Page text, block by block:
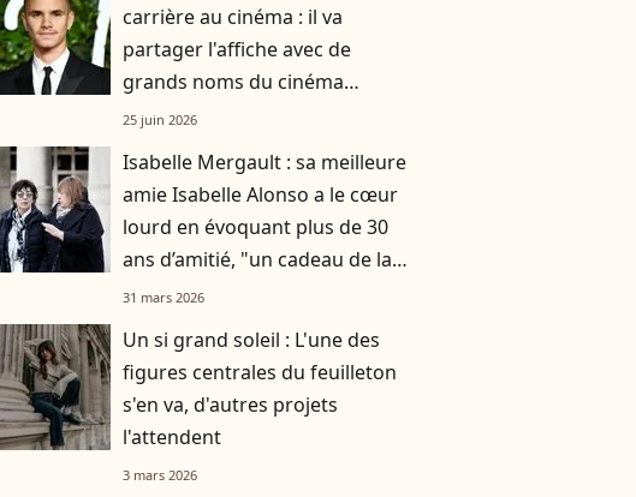
carrière au cinéma : il va
partager l'affiche avec de
grands noms du cinéma
français, dont Catherine
25 juin 2026
Isabelle Mergault : sa meilleure
amie Isabelle Alonso a le cœur
lourd en évoquant plus de 30
ans d’amitié, "un cadeau de la
vie"
31 mars 2026
Un si grand soleil : L'une des
figures centrales du feuilleton
s'en va, d'autres projets
l'attendent
3 mars 2026